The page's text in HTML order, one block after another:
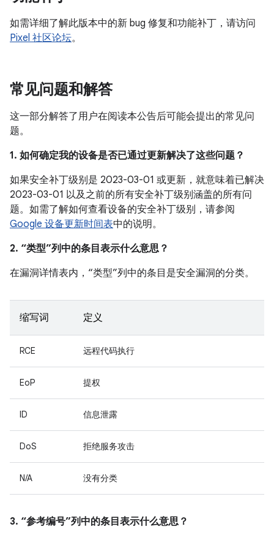
如需详细了解此版本中的新 bug 修复和功能补丁，请访问
Pixel 社区论坛。
常见问题和解答
这一部分解答了用户在阅读本公告后可能会提出的常见问
题。
1. 如何确定我的设备是否已通过更新解决了这些问题？
如果安全补丁级别是 2023-03-01 或更新，就意味着已解决
2023-03-01 以及之前的所有安全补丁级别涵盖的所有问
题。如需了解如何查看设备的安全补丁级别，请参阅
Google 设备更新时间表中的说明。
2. “类型”列中的条目表示什么意思？
在漏洞详情表内，“类型”列中的条目是安全漏洞的分类。
缩写词 定义
RCE 远程代码执行
EoP 提权
ID 信息泄露
DoS 拒绝服务攻击
N/A 没有分类
3. “参考编号”列中的条目表示什么意思？